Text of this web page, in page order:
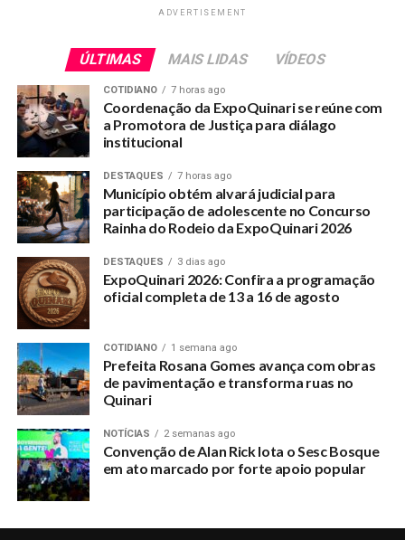
ADVERTISEMENT
ÚLTIMAS MAIS LIDAS VÍDEOS
COTIDIANO 7 horas ago
Coordenação da ExpoQuinari se reúne com
a Promotora de Justiça para diálago
institucional
DESTAQUES 7 horas ago
Município obtém alvará judicial para
participação de adolescente no Concurso
Rainha do Rodeio da ExpoQuinari 2026
DESTAQUES 3 dias ago
ExpoQuinari 2026: Confira a programação
oficial completa de 13 a 16 de agosto
COTIDIANO 1 semana ago
Prefeita Rosana Gomes avança com obras
de pavimentação e transforma ruas no
Quinari
NOTÍCIAS 2 semanas ago
Convenção de Alan Rick lota o Sesc Bosque
em ato marcado por forte apoio popular